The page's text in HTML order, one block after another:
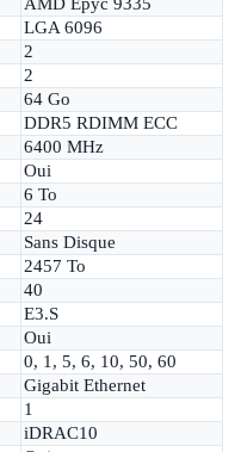
LGA 6096
2
2
64 Go
DDR5 RDIMM ECC
6400 MHz
Oui
6 To
24
Sans Disque
2457 To
40
E3.S
Oui
0, 1, 5, 6, 10, 50, 60
Gigabit Ethernet
1
iDRAC10